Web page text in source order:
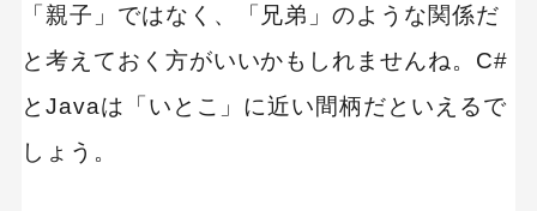
「親子」ではなく、「兄弟」のような関係だ
と考えておく方がいいかもしれませんね。C#
とJavaは「いとこ」に近い間柄だといえるで
しょう。